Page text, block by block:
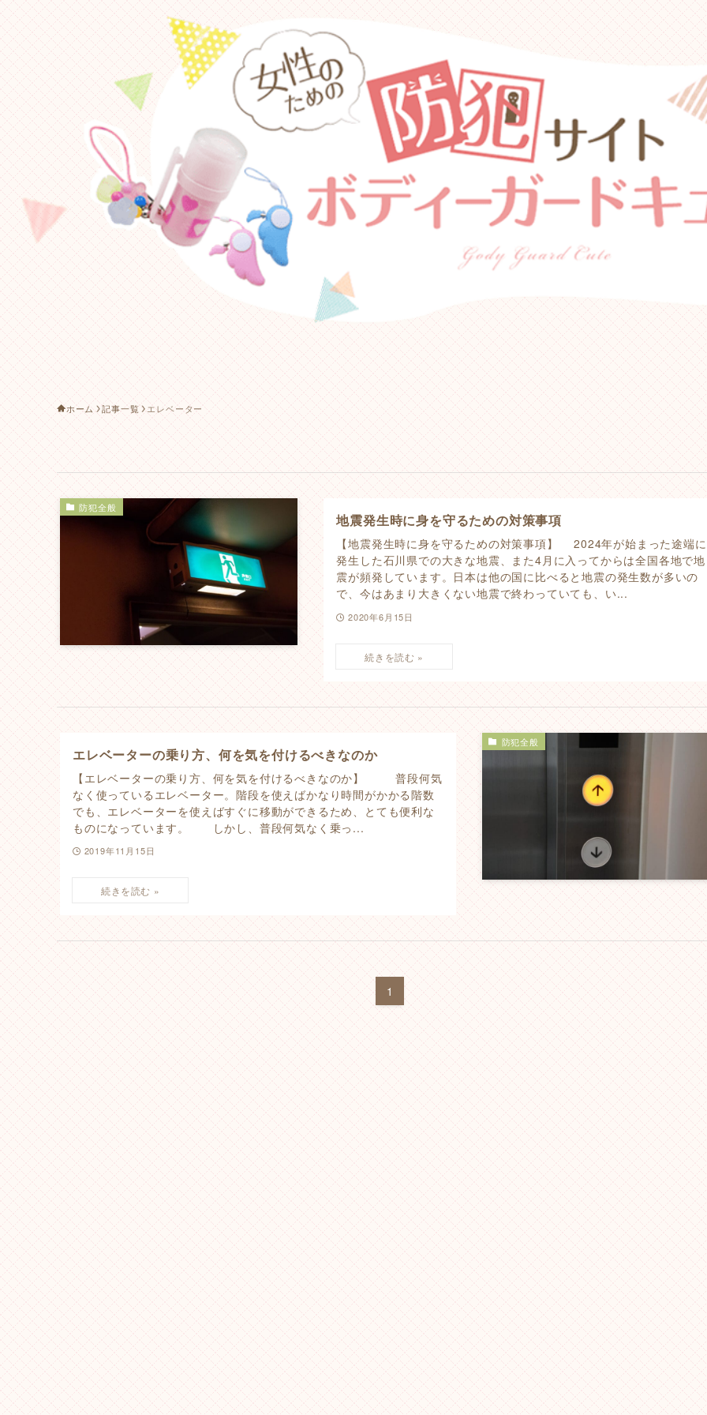
ホーム 記事一覧 エレベーター
防犯全般
地震発生時に身を守るための対策事項
【地震発生時に身を守るための対策事項】 2024年が始まった途端に
発生した石川県での大きな地震、また4月に入ってからは全国各地で地
震が頻発しています。日本は他の国に比べると地震の発生数が多いの
で、今はあまり大きくない地震で終わっていても、い...
2020年6月15日
防犯全般
エレベーターの乗り方、何を気を付けるべきなのか
【エレベーターの乗り方、何を気を付けるべきなのか】 普段何気
なく使っているエレベーター。階段を使えばかなり時間がかかる階数
でも、エレベーターを使えばすぐに移動ができるため、とても便利な
ものになっています。 しかし、普段何気なく乗っ...
2019年11月15日
1